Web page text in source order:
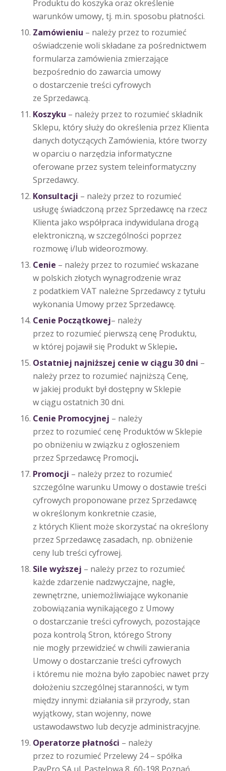
Produktu do koszyka oraz określenie
warunków umowy, tj. m.in. sposobu płatności.
Zamówieniu – należy przez to rozumieć
oświadczenie woli składane za pośrednictwem
formularza zamówienia zmierzające
bezpośrednio do zawarcia umowy
o dostarczenie treści cyfrowych
ze Sprzedawcą.
Koszyku – należy przez to rozumieć składnik
Sklepu, który służy do określenia przez Klienta
danych dotyczących Zamówienia, które tworzy
w oparciu o narzędzia informatyczne
oferowane przez system teleinformatyczny
Sprzedawcy.
Konsultacji – należy przez to rozumieć
usługę świadczoną przez Sprzedawcę na rzecz
Klienta jako współpraca indywidulana drogą
elektroniczną, w szczególności poprzez
rozmowę i/lub wideorozmowy.
Cenie – należy przez to rozumieć wskazane
w polskich złotych wynagrodzenie wraz
z podatkiem VAT należne Sprzedawcy z tytułu
wykonania Umowy przez Sprzedawcę.
Cenie Początkowej– należy
przez to rozumieć pierwszą cenę Produktu,
w której pojawił się Produkt w Sklepie.
Ostatniej najniższej cenie w ciągu 30 dni –
należy przez to rozumieć najniższą Cenę,
w jakiej produkt był dostępny w Sklepie
w ciągu ostatnich 30 dni.
Cenie Promocyjnej – należy
przez to rozumieć cenę Produktów w Sklepie
po obniżeniu w związku z ogłoszeniem
przez Sprzedawcę Promocji.
Promocji – należy przez to rozumieć
szczególne warunku Umowy o dostawie treści
cyfrowych proponowane przez Sprzedawcę
w określonym konkretnie czasie,
z których Klient może skorzystać na określony
przez Sprzedawcę zasadach, np. obniżenie
ceny lub treści cyfrowej.
Sile wyższej – należy przez to rozumieć
każde zdarzenie nadzwyczajne, nagłe,
zewnętrzne, uniemożliwiające wykonanie
zobowiązania wynikającego z Umowy
o dostarczanie treści cyfrowych, pozostające
poza kontrolą Stron, którego Strony
nie mogły przewidzieć w chwili zawierania
Umowy o dostarczanie treści cyfrowych
i któremu nie można było zapobiec nawet przy
dołożeniu szczególnej staranności, w tym
między innymi: działania sił przyrody, stan
wyjątkowy, stan wojenny, nowe
ustawodawstwo lub decyzje administracyjne.
Operatorze płatności – należy
przez to rozumieć Przelewy 24 – spółka